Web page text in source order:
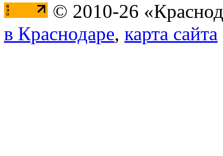
© 2010-26
в Краснодаре, карта сайта